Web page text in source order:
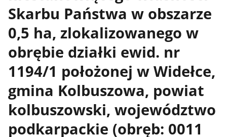
Skarbu Państwa w obszarze
0,5 ha, zlokalizowanego w
obrębie działki ewid. nr
1194/1 położonej w Widełce,
gmina Kolbuszowa, powiat
kolbuszowski, województwo
podkarpackie (obręb: 0011